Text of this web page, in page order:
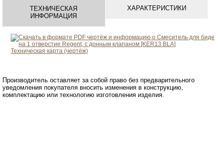
ТЕХНИЧЕСКАЯ
ИНФОРМАЦИЯ
Техническая карта (чертёж)
Производитель оставляет за собой право без предварительного
уведомления покупателя вносить изменения в конструкцию,
комплектацию или технологию изготовления изделия.
ХАРАКТЕРИСТИКИ